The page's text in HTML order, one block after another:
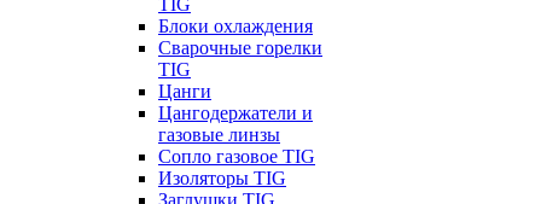
TIG
Блоки охлаждения
Сварочные горелки
TIG
Цанги
Цангодержатели и
газовые линзы
Сопло газовое TIG
Изоляторы TIG
Заглушки TIG